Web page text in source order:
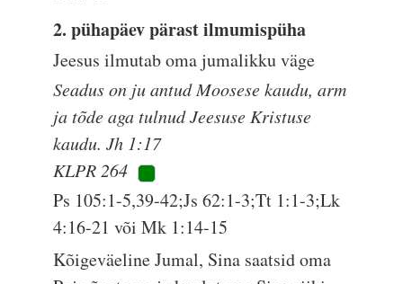
2. pühapäev pärast ilmumispüha
Jeesus ilmutab oma jumalikku väge
Seadus on ju antud Moosese kaudu, arm
ja tõde aga tulnud Jeesuse Kristuse
kaudu. Jh 1:17
KLPR 264
Ps 105:1-5,39-42;Js 62:1-3;Tt 1:1-3;Lk
4:16-21 või Mk 1:14-15
Kõigeväeline Jumal, Sina saatsid oma